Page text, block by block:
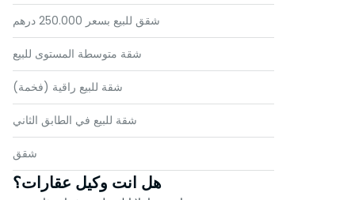
شقق للبيع بسعر 250.000 درهم
شقة متوسطة المستوى للبيع
شقة للبيع راقية (فخمة)
شقة للبيع في الطابق الثاني
شقق
هل انت وكيل عقارات؟